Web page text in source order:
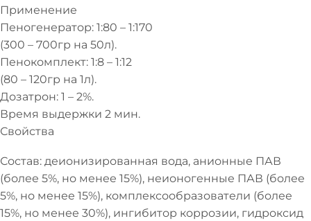
Применение
Пеногенератор: 1:80 – 1:170
(300 – 700гр на 50л).
Пенокомплект: 1:8 – 1:12
(80 – 120гр на 1л).
Дозатрон: 1 – 2%.
Время выдержки 2 мин.
Свойства
Состав: деионизированная вода, анионные ПАВ
(более 5%, но менее 15%), неионогенные ПАВ (более
5%, но менее 15%), комплексообразователи (более
15%, но менее 30%), ингибитор коррозии, гидроксид